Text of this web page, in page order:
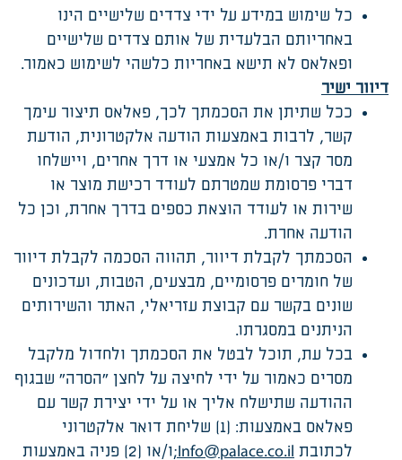
כל שימוש במידע על ידי צדדים שלישיים הינו
באחריותם הבלעדית של אותם צדדים שלישיים
ופאלאס לא תישא באחריות כלשהי לשימוש כאמור.
דיוור ישיר
ככל שתיתן את הסכמתך לכך, פאלאס תיצור עימך
קשר, לרבות באמצעות הודעה אלקטרונית, הודעת
מסר קצר ו/או כל אמצעי או דרך אחרים, ויישלחו
דברי פרסומת שמטרתם לעודד רכישת מוצר או
שירות או לעודד הוצאת כספים בדרך אחרת, וכן כל
הודעה אחרת.
הסכמתך לקבלת דיוור, תהווה הסכמה לקבלת דיוור
של חומרים פרסומיים, מבצעים, הטבות, ועדכונים
שונים בקשר עם קבוצת עזריאלי, האתר והשירותים
הניתנים במסגרתו.
בכל עת, תוכל לבטל את הסכמתך ולחדול מלקבל
מסרים כאמור על ידי לחיצה על לחצן "הסרה" שבגוף
ההודעה שתישלח אליך או על ידי יצירת קשר עם
פאלאס באמצעות: (1) שליחת דואר אלקטרוני
לכתובת
Info@palace.co.il
;
ו/או (2) פניה באמצעות